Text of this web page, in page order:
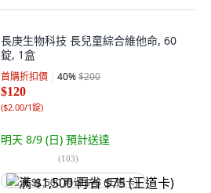
長庚生物科技 長兒童綜合維他命, 60
錠, 1盒
首購折扣價 40%$200
$120
($2.00/1錠)
明天 8/9 (日) 預計送達
(103)
满 $1,500 再省 $75 (王道卡)